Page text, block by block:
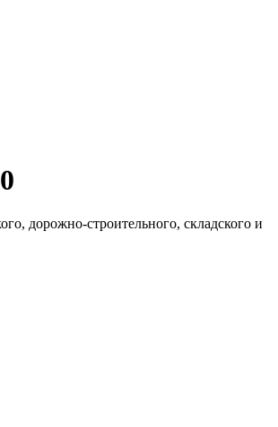
дорожно-строительного, складского и